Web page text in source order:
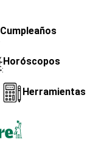
Cumpleaños
Horóscopos
Herramientas